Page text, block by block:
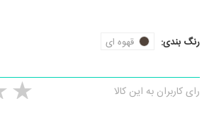
رنگ بندی: قهوه ای
رای کاربران به این کالا